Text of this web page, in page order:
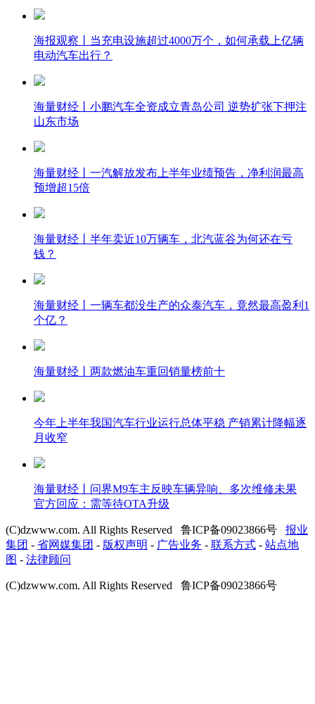
海报观察丨当充电设施超过4000万个，如何承载上亿辆
电动汽车出行？
海量财经丨小鹏汽车全资成立青岛公司 逆势扩张下押注
山东市场
海量财经丨一汽解放发布上半年业绩预告，净利润最高
预增超15倍
海量财经丨半年卖近10万辆车，北汽蓝谷为何还在亏
钱？
海量财经丨一辆车都没生产的众泰汽车，竟然最高盈利1
个亿？
海量财经丨两款燃油车重回销量榜前十
今年上半年我国汽车行业运行总体平稳 产销累计降幅逐
月收窄
海量财经丨问界M9车主反映车辆异响、多次维修未果
官方回应：需等待OTA升级
(C)dzwww.com. All Rights Reserved 鲁ICP备09023866号 报业
集团 - 省网媒集团 - 版权声明 - 广告业务 - 联系方式 - 站点地
图 - 法律顾问
(C)dzwww.com. All Rights Reserved 鲁ICP备09023866号